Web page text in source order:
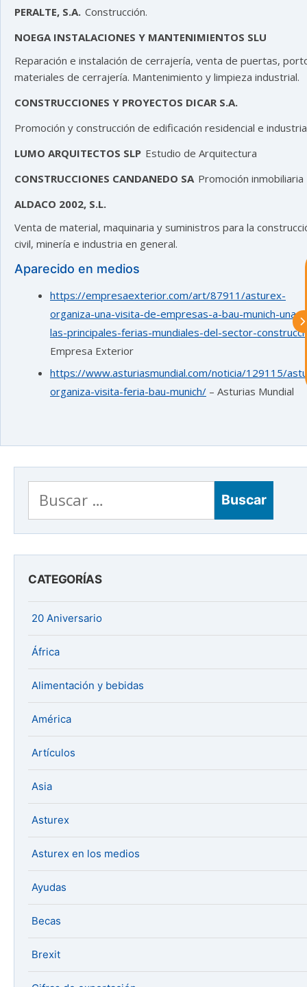
PERALTE, S.A. Construcción.
NOEGA INSTALACIONES Y MANTENIMIENTOS SLU
Reparación e instalación de cerrajería, venta de puertas,
materiales de cerrajería. Mantenimiento y limpieza industrial.
CONSTRUCCIONES Y PROYECTOS DICAR S.A.
Promoción y construcción de edificación residencial e
LUMO ARQUITECTOS SLP Estudio de Arquitectura
CONSTRUCCIONES CANDANEDO SA Promoción inmobiliaria
ALDACO 2002, S.L.
Venta de material, maquinaria y suministros para la
civil, minería e industria en general.
Aparecido en medios
https://empresaexterior.com/art/87911/asturex-
organiza-una-visita-de-empresas-a-bau-munich-una-
las-principales-ferias-mundiales-del-sector-
Empresa Exterior
https://www.asturiasmundial.com/noticia/129115/
organiza-visita-feria-bau-munich/ – Asturias Mundial
Buscar:
CATEGORÍAS
20 Aniversario
África
Alimentación y bebidas
América
Artículos
Asia
Asturex
Asturex en los medios
Ayudas
Becas
Brexit
astu
exportar importa
¡Hola, soy Astu
Estoy aquí para
tu empresa e informarte sobre los
eventos y actividades que lleva a cabo
Asturex.
Al continuar con la Conversación,
¿En que te puedo ayudar hoy?